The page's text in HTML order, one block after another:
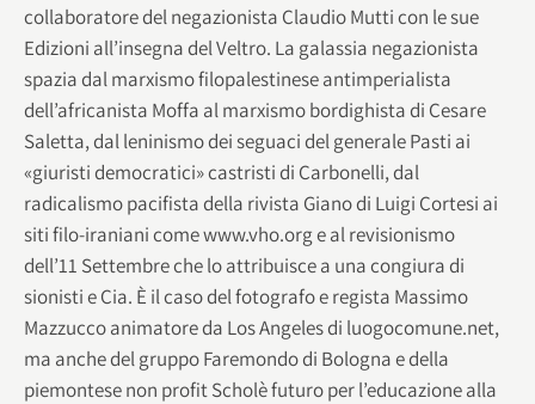
collaboratore del negazionista Claudio Mutti con le sue
Edizioni all’insegna del Veltro. La galassia negazionista
spazia dal marxismo filopalestinese antimperialista
dell’africanista Moffa al marxismo bordighista di Cesare
Saletta, dal leninismo dei seguaci del generale Pasti ai
«giuristi democratici» castristi di Carbonelli, dal
radicalismo pacifista della rivista Giano di Luigi Cortesi ai
siti filo-iraniani come www.vho.org e al revisionismo
dell’11 Settembre che lo attribuisce a una congiura di
sionisti e Cia. È il caso del fotografo e regista Massimo
Mazzucco animatore da Los Angeles di luogocomune.net,
ma anche del gruppo Faremondo di Bologna e della
piemontese non profit Scholè futuro per l’educazione alla